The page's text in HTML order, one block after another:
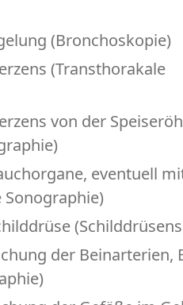
(Bronchoskopie)
(Transthorakale
von der
eventuell
der Beinarterien,